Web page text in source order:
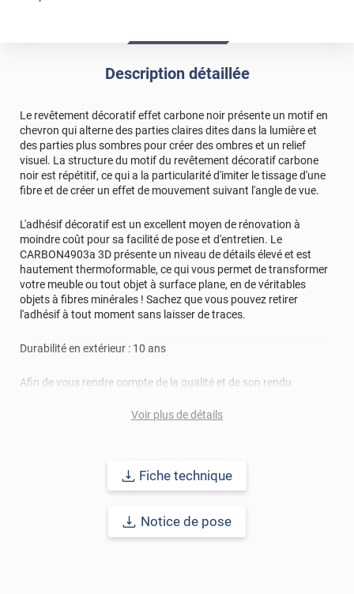
Description détaillée
Le revêtement décoratif effet carbone noir présente un motif en
chevron qui alterne des parties claires dites dans la lumière et
des parties plus sombres pour créer des ombres et un relief
visuel. La structure du motif du revêtement décoratif carbone
noir est répétitif, ce qui a la particularité d'imiter le tissage d'une
fibre et de créer un effet de mouvement suivant l'angle de vue.
L'adhésif décoratif est un excellent moyen de rénovation à
moindre coût pour sa facilité de pose et d'entretien. Le
CARBON4903a 3D présente un niveau de détails élevé et est
hautement thermoformable, ce qui vous permet de transformer
votre meuble ou tout objet à surface plane, en de véritables
objets à fibres minérales ! Sachez que vous pouvez retirer
l'adhésif à tout moment sans laisser de traces.
Durabilité en extérieur : 10 ans
Afin de vous rendre compte de la qualité et de son rendu
Voir plus de détails
Fiche technique
Notice de pose